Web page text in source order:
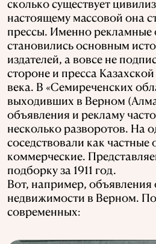
сколько существует
настоящему массовой она
прессы. Именно рекламные
становились основным
издателей, а вовсе не
стороне и пресса
века. В «Семиреченских
выходивших в Верном
объявления и рекламу
несколько разворотов. На
соседствовали как частные
коммерческие.
подборку за 1911 год.
Вот, например,
недвижимости в Верном.
современных: